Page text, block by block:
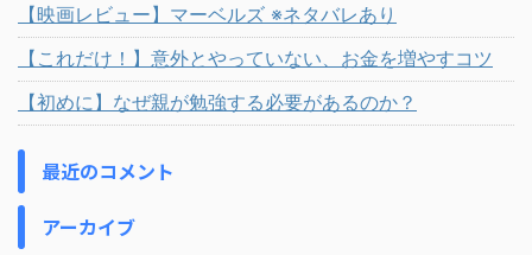
【映画レビュー】マーベルズ ※ネタバレあり
【これだけ！】意外とやっていない、お金を増やすコツ
【初めに】なぜ親が勉強する必要があるのか？
最近のコメント
アーカイブ